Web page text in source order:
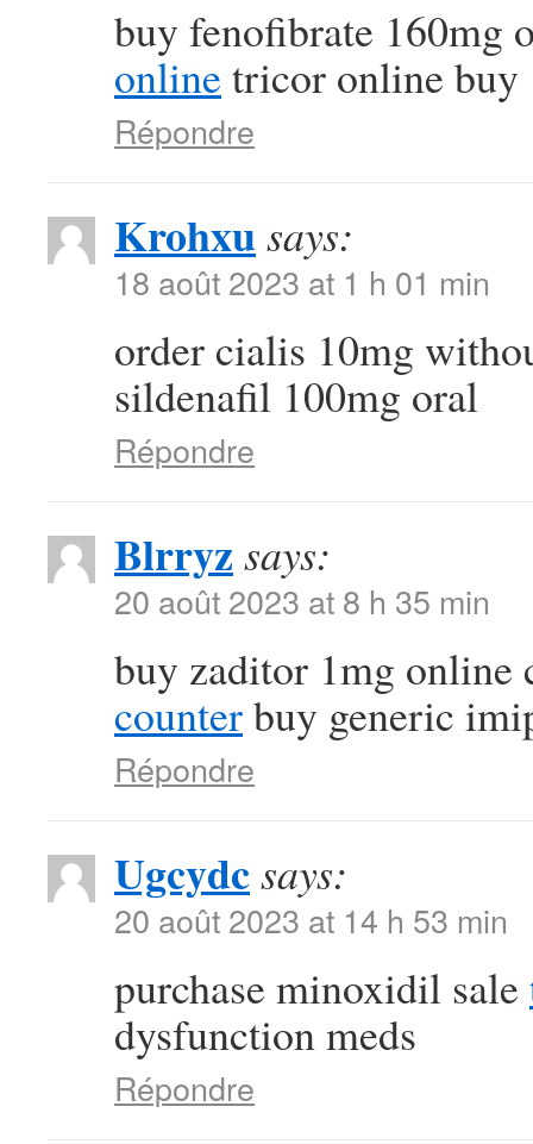
buy fenofibrate 160mg
online tricor online buy
Répondre
Krohxusays:
18 août 2023 at 1 h 01 min
order cialis 10mg
sildenafil 100mg oral
Répondre
Blrryz says:
20 août 2023 at 8 h 35 min
buy zaditor 1mg online
counterbuy generic
Répondre
Ugcydcsays:
20 août 2023 at 14 h 53 min
purchase minoxidil sale
dysfunction meds
Répondre